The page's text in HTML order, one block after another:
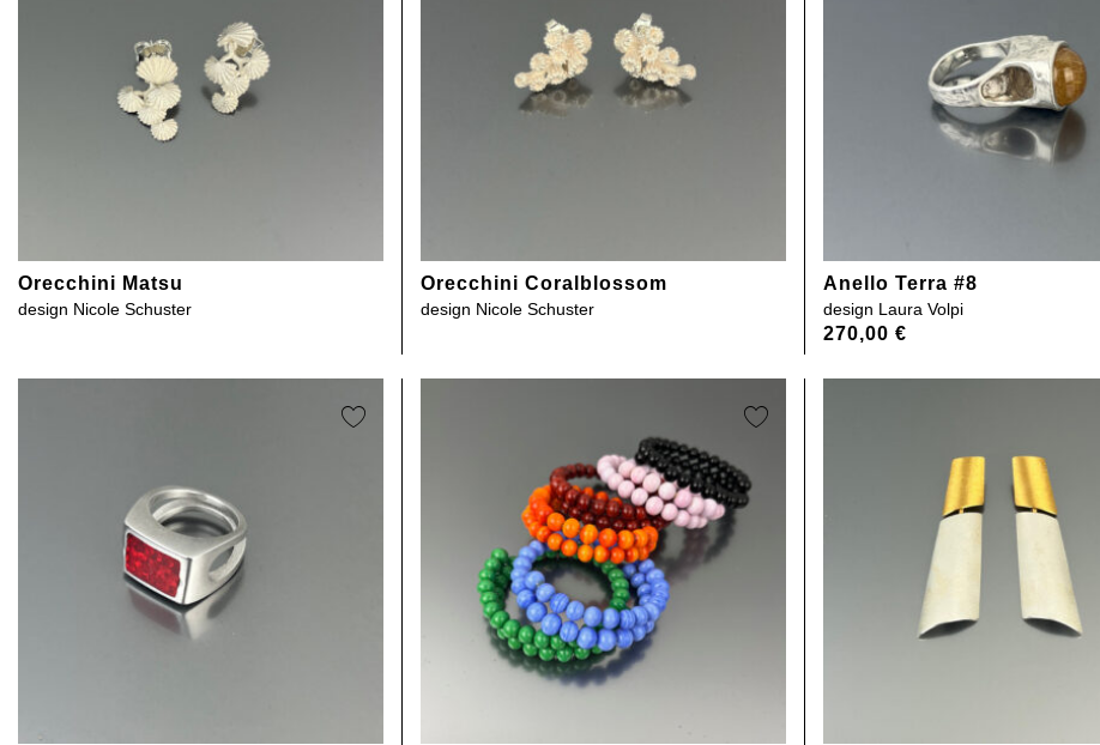
Orecchini Matsu
design Nicole Schuster
Orecchini Coralblossom
design Nicole Schuster
Anello Terra #8
design Laura Volpi
270,00 €